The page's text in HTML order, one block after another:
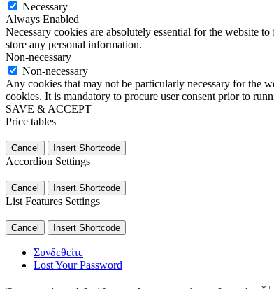
Necessary
Always Enabled
Necessary cookies are absolutely essential for the website
store any personal information.
Non-necessary
Non-necessary
Any cookies that may not be particularly necessary for the
cookies. It is mandatory to procure user consent prior to
SAVE & ACCEPT
Price tables
Cancel Insert Shortcode
Accordion Settings
Cancel Insert Shortcode
List Features Settings
Cancel Insert Shortcode
Συνδεθείτε
Lost Your Password